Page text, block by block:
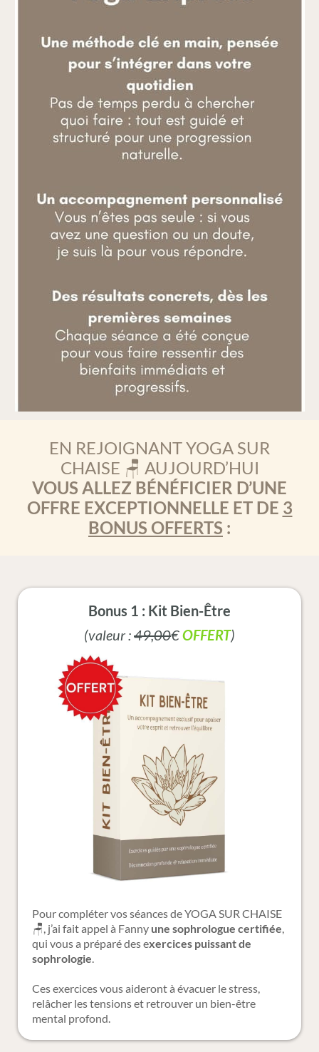
EN REJOIGNANTYOGA SUR
CHAISE 🪑 AUJOURD’HUI
VOUS ALLEZ BÉNÉFICIER D’UNE
OFFRE EXCEPTIONNELLE ET DE 3
BONUS OFFERTS :
Bonus 1 : Kit Bien-Être
(valeur :49,00€OFFERT)
Pour compléter vos séances de YOGA SUR CHAISE
🪑, j’ai fait appel à Fanny une sophrologue certifiée,
qui vous a préparé des exercices puissant de
sophrologie.
Ces exercices vous aideront à évacuer le stress,
relâcher les tensions et retrouver un bien-être
mental profond.